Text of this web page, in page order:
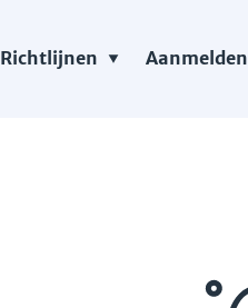
Richtlijnen Aanmelden